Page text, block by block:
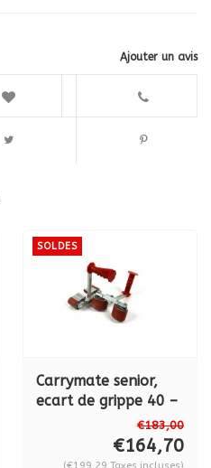
Ajouter un avis
SOLDES
Carrymate senior,
ecart de grippe 40 –
€183,00
€164,70